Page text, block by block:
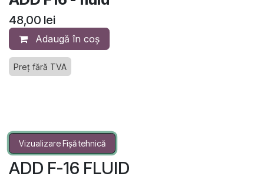
48,00 lei
Adaugă în coș
Preț fără TVA
Vizualizare Fișă tehnică
ADD F-16 FLUID